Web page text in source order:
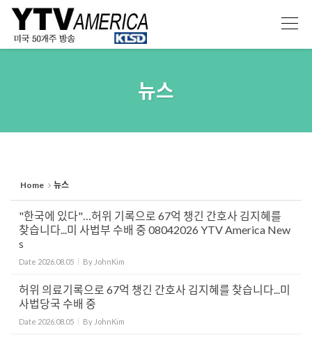
뉴스
Home 뉴스
"한국에 있다"…허위 기록으로 67억 챙긴 간호사 김지혜를
찾습니다...미 사법부 수배 중 08042026 YTV America New
s
Date 2026.08.05 By JohnKim
허위 의료기록으로 67억 챙긴 간호사 김지혜를 찾습니다...미
사법당국 수배 중
Date 2026.08.05 By JohnKim